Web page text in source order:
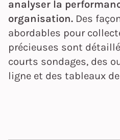
analyser la
organisation. Des
abordables pour
précieuses sont
courts sondages, des
ligne et des tableaux